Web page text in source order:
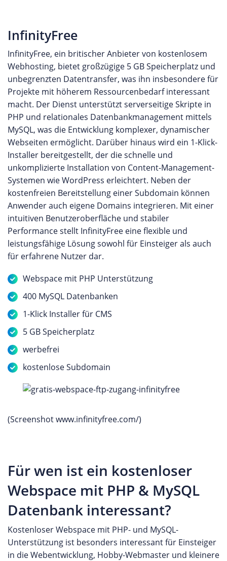
InfinityFree
InfinityFree, ein britischer Anbieter von kostenlosem
Webhosting, bietet großzügige 5 GB Speicherplatz und
unbegrenzten Datentransfer, was ihn insbesondere für
Projekte mit höherem Ressourcenbedarf interessant
macht. Der Dienst unterstützt serverseitige Skripte in
PHP und relationales Datenbankmanagement mittels
MySQL, was die Entwicklung komplexer, dynamischer
Webseiten ermöglicht. Darüber hinaus wird ein 1-Klick-
Installer bereitgestellt, der die schnelle und
unkomplizierte Installation von Content-Management-
Systemen wie WordPress erleichtert. Neben der
kostenfreien Bereitstellung einer Subdomain können
Anwender auch eigene Domains integrieren. Mit einer
intuitiven Benutzeroberfläche und stabiler
Performance stellt InfinityFree eine flexible und
leistungsfähige Lösung sowohl für Einsteiger als auch
für erfahrene Nutzer dar.
Webspace mit PHP Unterstützung
400 MySQL Datenbanken
1-Klick Installer für CMS
5 GB Speicherplatz
werbefrei
kostenlose Subdomain
(Screenshot www.infinityfree.com/)
Für wen ist ein kostenloser
Webspace mit PHP & MySQL
Datenbank interessant?
Kostenloser Webspace mit PHP- und MySQL-
Unterstützung ist besonders interessant für Einsteiger
in die Webentwicklung, Hobby-Webmaster und kleinere